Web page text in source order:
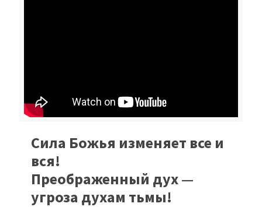
Сила Божья изменяет все и
вся!
Преображенный дух —
угроза духам тьмы!